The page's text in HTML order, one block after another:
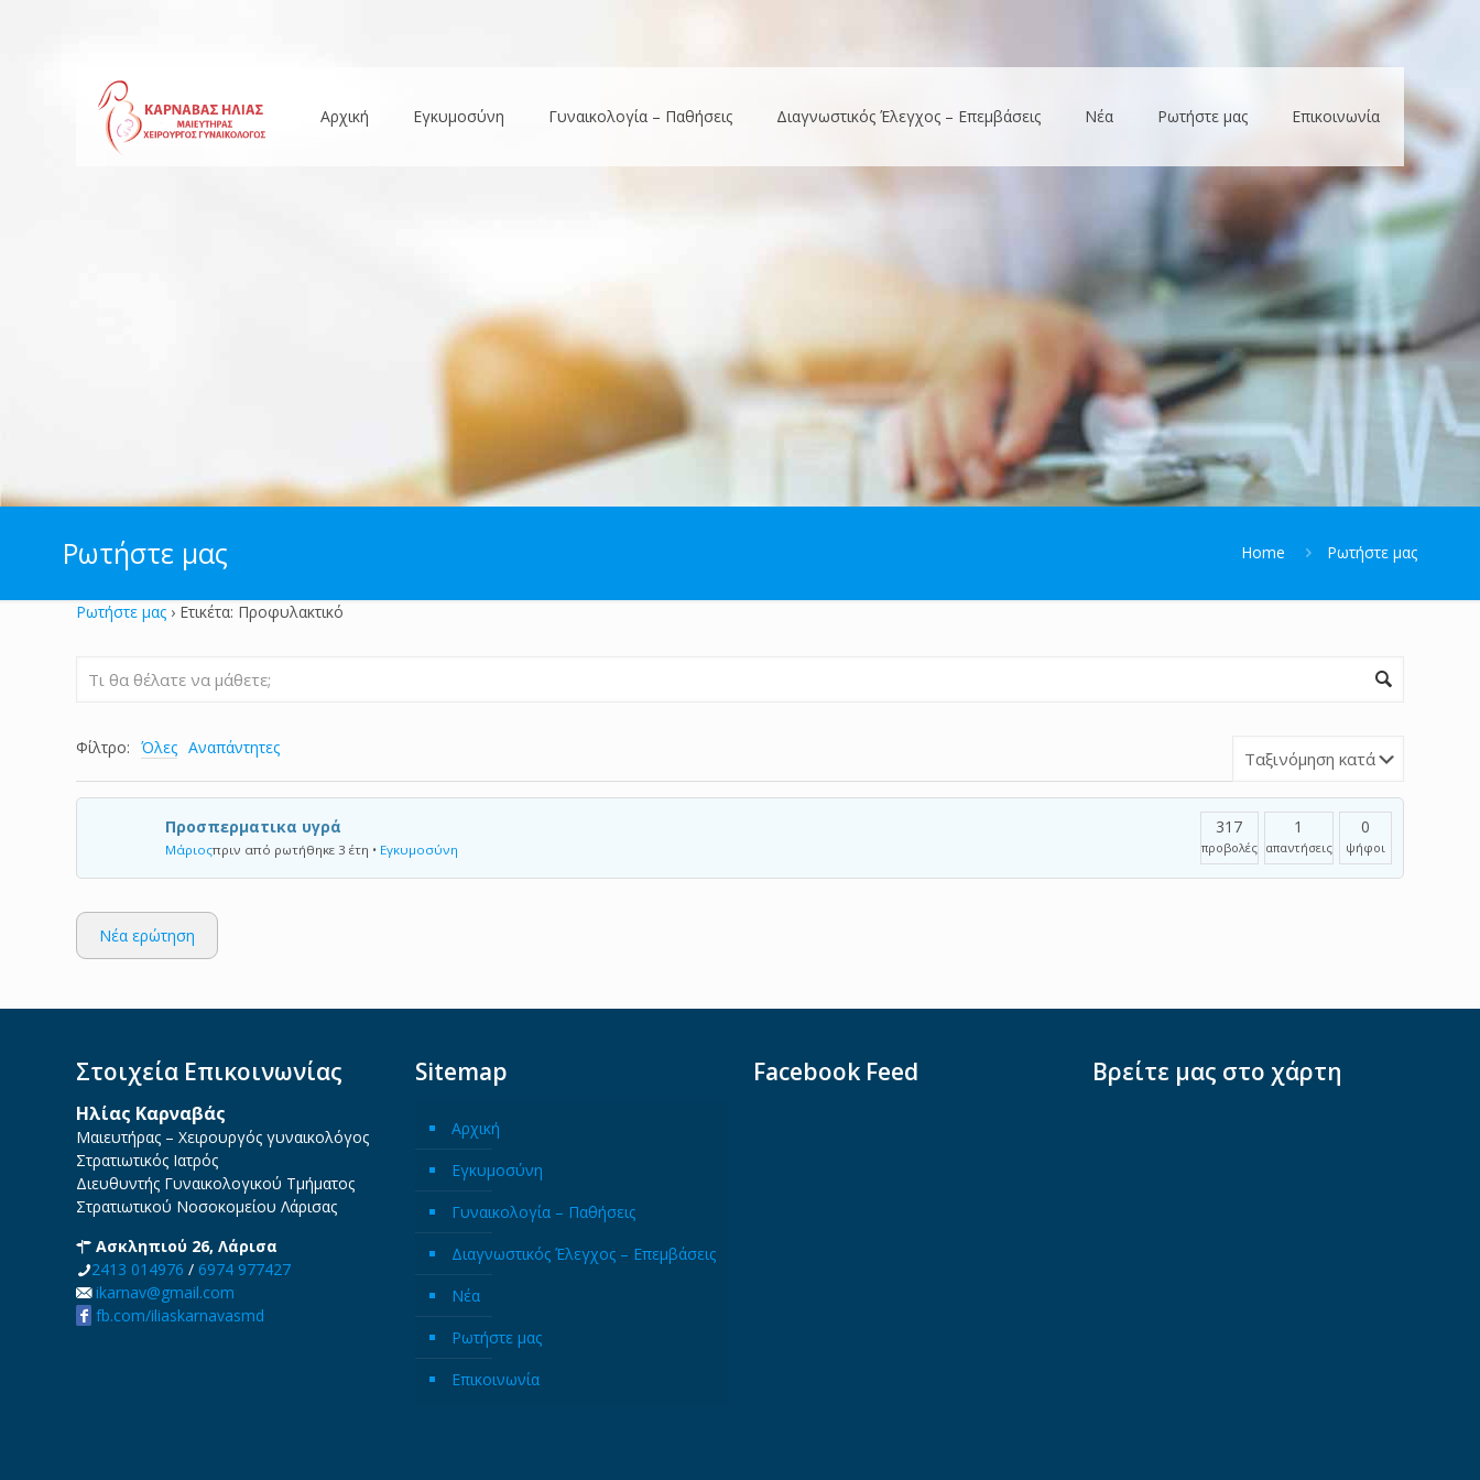
Αρχική Εγκυμοσύνη Γυναικολογία – Παθήσεις Διαγνωστικός Έλεγχος – Επεμβάσεις Νέα Ρωτήστε μας Επικοινωνία
Ρωτήστε μας Home Ρωτήστε μας
Ρωτήστε μας › Ετικέτα: Προφυλακτικό
Φίλτρο: Όλες Αναπάντητες
Προσπερματικα υγρά
Μάριοςπριν από ρωτήθηκε 3 έτη • Εγκυμοσύνη
317
προβολές
1
απαντήσεις
0
ψήφοι
Νέα ερώτηση
Στοιχεία Επικοινωνίας
Ηλίας Καρναβάς
Μαιευτήρας – Χειρουργός γυναικολόγος
Στρατιωτικός Ιατρός
Διευθυντής Γυναικολογικού Τμήματος
Στρατιωτικού Νοσοκομείου Λάρισας
Ασκληπιού 26, Λάρισα
2413 014976 / 6974 977427
ikarnav@gmail.com
fb.com/iliaskarnavasmd
Sitemap
Αρχική
Εγκυμοσύνη
Γυναικολογία – Παθήσεις
Διαγνωστικός Έλεγχος – Επεμβάσεις
Νέα
Ρωτήστε μας
Επικοινωνία
Facebook Feed Βρείτε μας στο χάρτη